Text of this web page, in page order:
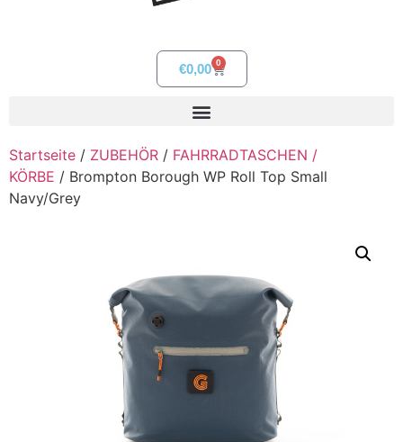
€0,00 0
Startseite / ZUBEHÖR / FAHRRADTASCHEN /
KÖRBE / Brompton Borough WP Roll Top Small
Navy/Grey